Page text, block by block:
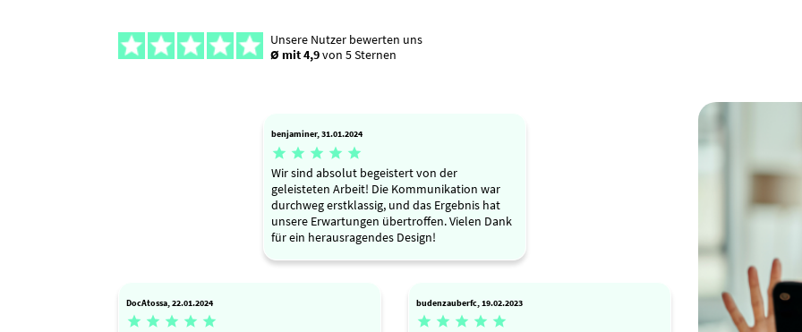
Unsere Nutzer bewerten uns
Ø mit 4,9von 5 Sternen
benjaminer, 31.01.2024
    
Wir sind absolut begeistert von der
geleisteten Arbeit! Die Kommunikation war
durchweg erstklassig, und das Ergebnis hat
unsere Erwartungen übertroffen. Vielen Dank
für ein herausragendes Design!
DocAtossa, 22.01.2024
    
budenzauberfc, 19.02.2023
    